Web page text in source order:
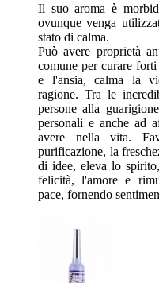
Il suo aroma è
ovunque venga
stato di calma.
Può avere proprietà
comune per curare
e l'ansia, calma la
ragione. Tra le
persone alla
personali e anche ad
avere nella vita.
purificazione, la
di idee, eleva lo
felicità, l'amore e
pace, fornendo